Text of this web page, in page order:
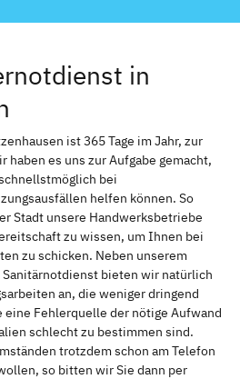
in
ist 365 Tage im Jahr, zur
haben es uns zur Aufgabe gemacht,
bei
helfen können. So
Stadt unsere Handwerksbetriebe
zu wissen, um Ihnen bei
zu schicken. Neben unserem
bieten wir natürlich
an, die weniger dringend
eine Fehlerquelle der nötige Aufwand
schlecht zu bestimmen sind.
trotzdem schon am Telefon
so bitten wir Sie dann per